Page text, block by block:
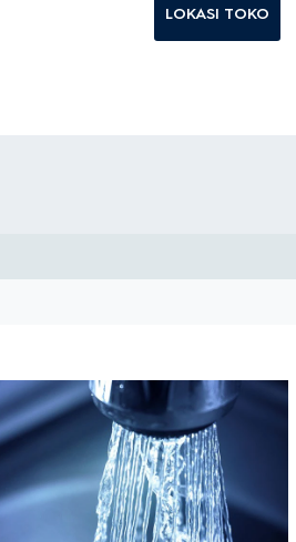
LOKASI TOKO